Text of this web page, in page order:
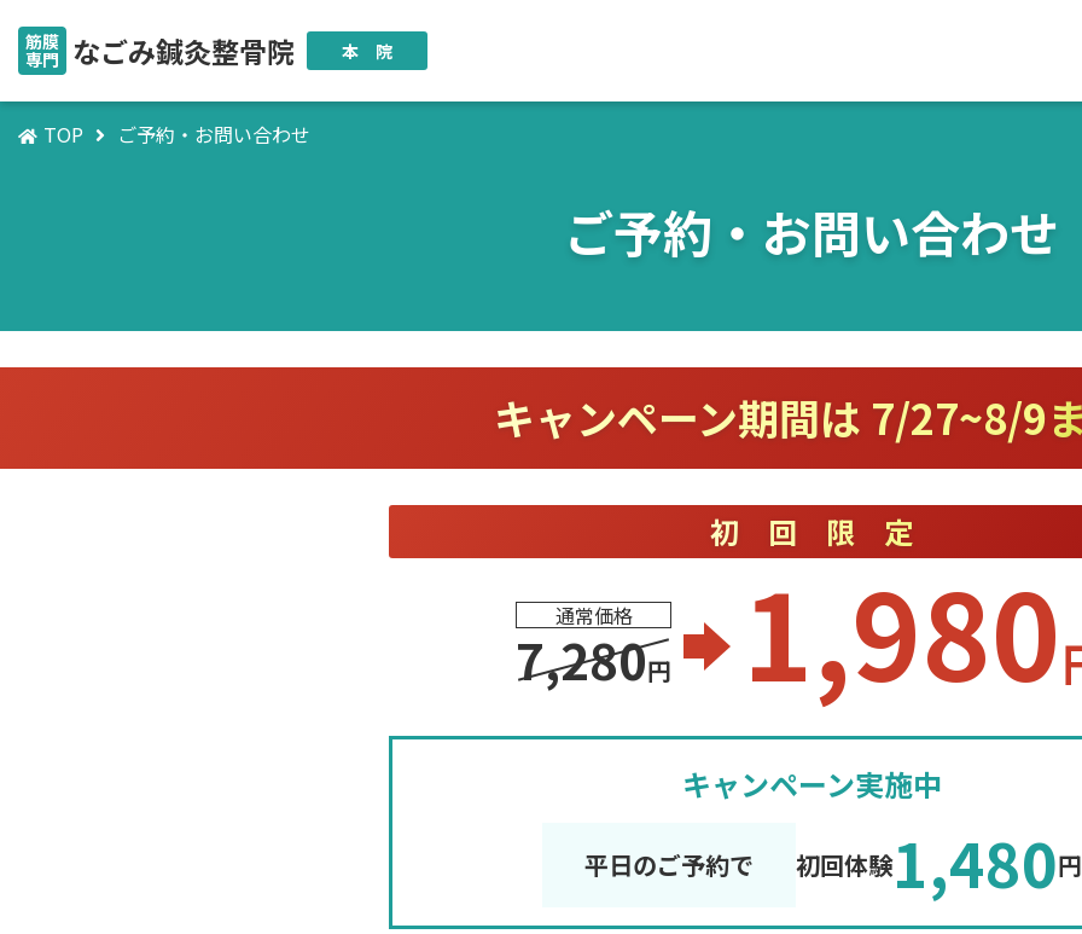
筋膜
専門 なごみ鍼灸整骨院 本 院
TOP ご予約・お問い合わせ
ご予約・お問い合わせ
キャンペーン期間は 7/27~8/9
初回限定
通常価格
7,280円 1,980
キャンペーン実施中
平日のご予約で 初回体験1,480円